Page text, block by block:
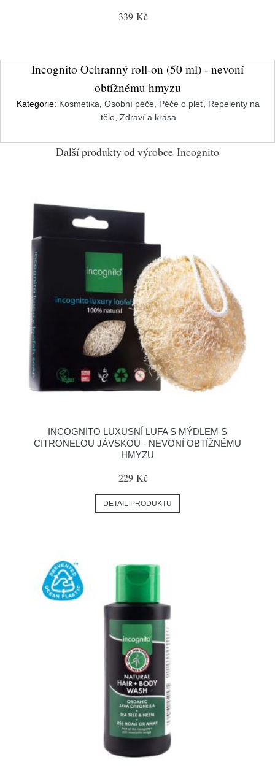
339 Kč
Incognito Ochranný roll-on (50 ml) - nevoní
obtížnému hmyzu
Kategorie: Kosmetika Osobní péče Péče o pleť, Repelenty na
tělo, Zdraví a krása
Další produkty od výrobce Incognito
INCOGNITO LUXUSNÍ LUFA S MÝDLEM S
CITRONELOU JÁVSKOU - NEVONÍ OBTÍŽNÉMU
HMYZU
229 Kč
DETAIL PRODUKTU